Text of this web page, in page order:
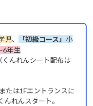
児、 「初級コース」 小
6年生
んれんシート配布は
たは1Fエントランスに
れんスタート。